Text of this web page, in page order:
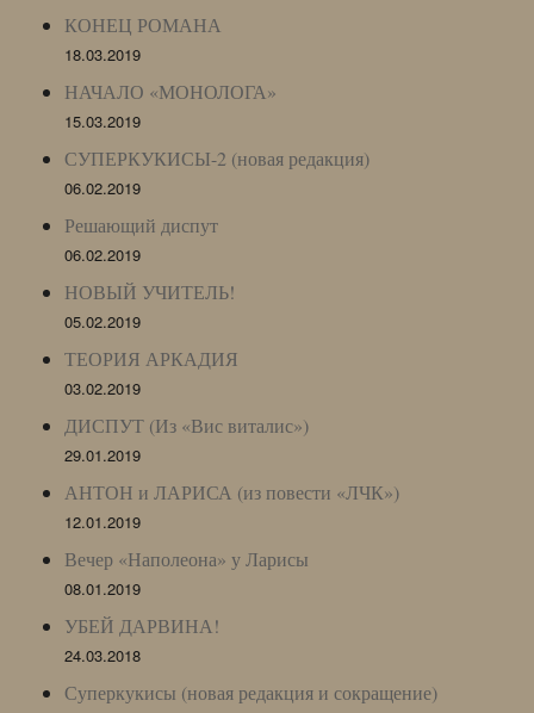
КОНЕЦ РОМАНА
18.03.2019
НАЧАЛО «МОНОЛОГА»
15.03.2019
СУПЕРКУКИСЫ-2 (новая редакция)
06.02.2019
Решающий диспут
06.02.2019
НОВЫЙ УЧИТЕЛЬ!
05.02.2019
ТЕОРИЯ АРКАДИЯ
03.02.2019
ДИСПУТ (Из «Вис виталис»)
29.01.2019
АНТОН и ЛАРИСА (из повести «ЛЧК»)
12.01.2019
Вечер «Наполеона» у Ларисы
08.01.2019
УБЕЙ ДАРВИНА!
24.03.2018
Суперкукисы (новая редакция и сокращение)